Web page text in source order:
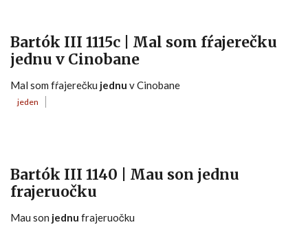
Bartók III 1115c | Mal som fŕajerečku
jednu v Cinobane
Mal som fŕajerečku jednu v Cinobane
jeden
Bartók III 1140 | Mau son jednu
frajeruočku
Mau son jednu frajeruočku